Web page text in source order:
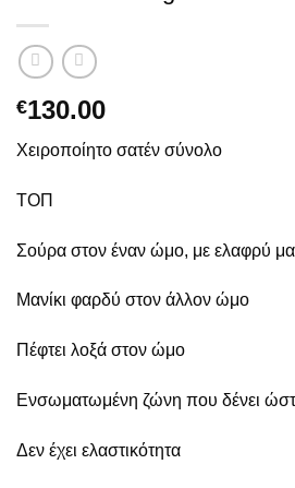
€130.00
Χειροποίητο σατέν σύνολο
ΤΟΠ
Σούρα στον έναν ώμο, με ελαφρύ
Μανίκι φαρδύ στον άλλον ώμο
Πέφτει λοξά στον ώμο
Ενσωματωμένη ζώνη που δένει
Δεν έχει ελαστικότητα